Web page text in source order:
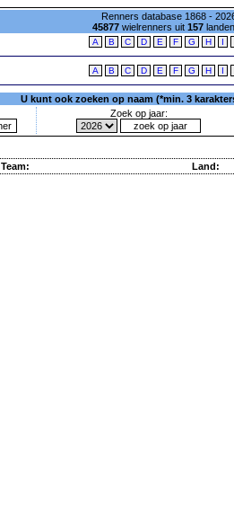
Renners database 1868 -
45877wielrenners uit 157
A B C D E F G H I
A B C D E F G H I
U kunt ook zoeken op naam (*min. 3
Zoek op jaar:
Team: Land: